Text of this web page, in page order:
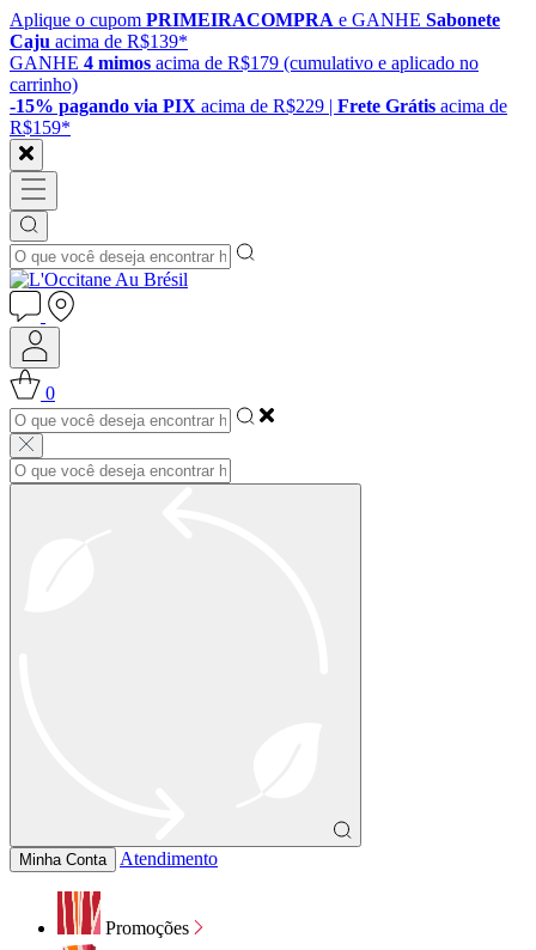
Aplique o cupom PRIMEIRACOMPRA e GANHE Sabonete
Caju acima de R$139*
GANHE 4 mimos acima de R$179 (cumulativo e aplicado no
carrinho)
-15% pagando via PIX acima de R$229 | Frete Grátis acima de
R$159*
0
Minha Conta Atendimento
Promoções